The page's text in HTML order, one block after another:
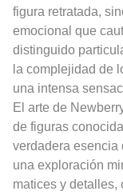
figura retratada,
emocional que
distinguido
la complejidad de
una intensa
El arte de
de figuras
verdadera esencia
una exploración
matices y detalles,